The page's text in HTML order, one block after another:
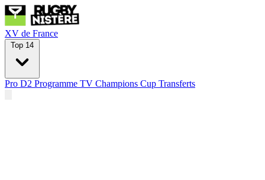
XV de France
Top 14
Pro D2 Programme TV Champions Cup Transferts